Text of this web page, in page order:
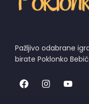
Pažljivo odabrane
birate Poklonko